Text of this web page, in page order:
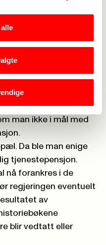
helseforetak
og eiere av KLP.
nye tjenestepensjoner
helt unik historie i
en radikal reform.
tiltakene,
også ble
man ikke i mål med
Da ble man enige
tjenestepensjon.
nå forankres i de
regjeringen eventuelt
av
blir vedtatt eller